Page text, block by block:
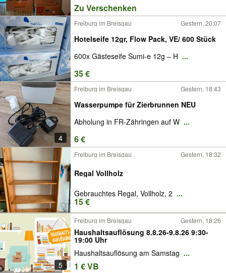
Zu Verschenken
Freiburg im Breisgau Gestern, 20:07
Hotelseife 12gr, Flow Pack, VE/ 600 Stück
600x Gästeseife Sumi-e 12g – H ...
35 €
4
Freiburg im Breisgau Gestern, 18:43
Wasserpumpe für Zierbrunnen NEU
Abholung in FR-Zähringen auf W ...
6 €
Freiburg im Breisgau Gestern, 18:32
Regal Vollholz
Gebrauchtes Regal, Vollholz, 2 ...
15 €
5
Freiburg im Breisgau Gestern, 18:26
Haushaltsauflösung 8.8.26-9.8.26 9:30-
19:00 Uhr
Haushaltsauflösung am Samstag ...
1 € VB